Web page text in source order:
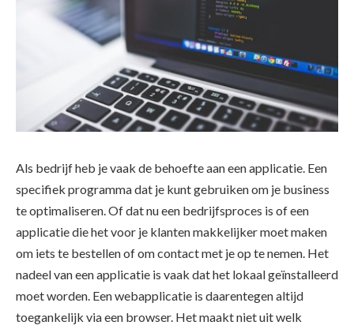
Als bedrijf heb je vaak de behoefte aan een applicatie. Een
specifiek programma dat je kunt gebruiken om je business
te optimaliseren. Of dat nu een bedrijfsproces is of een
applicatie die het voor je klanten makkelijker moet maken
om iets te bestellen of om contact met je op te nemen. Het
nadeel van een applicatie is vaak dat het lokaal geïnstalleerd
moet worden. Een webapplicatie is daarentegen altijd
toegankelijk via een browser. Het maakt niet uit welk